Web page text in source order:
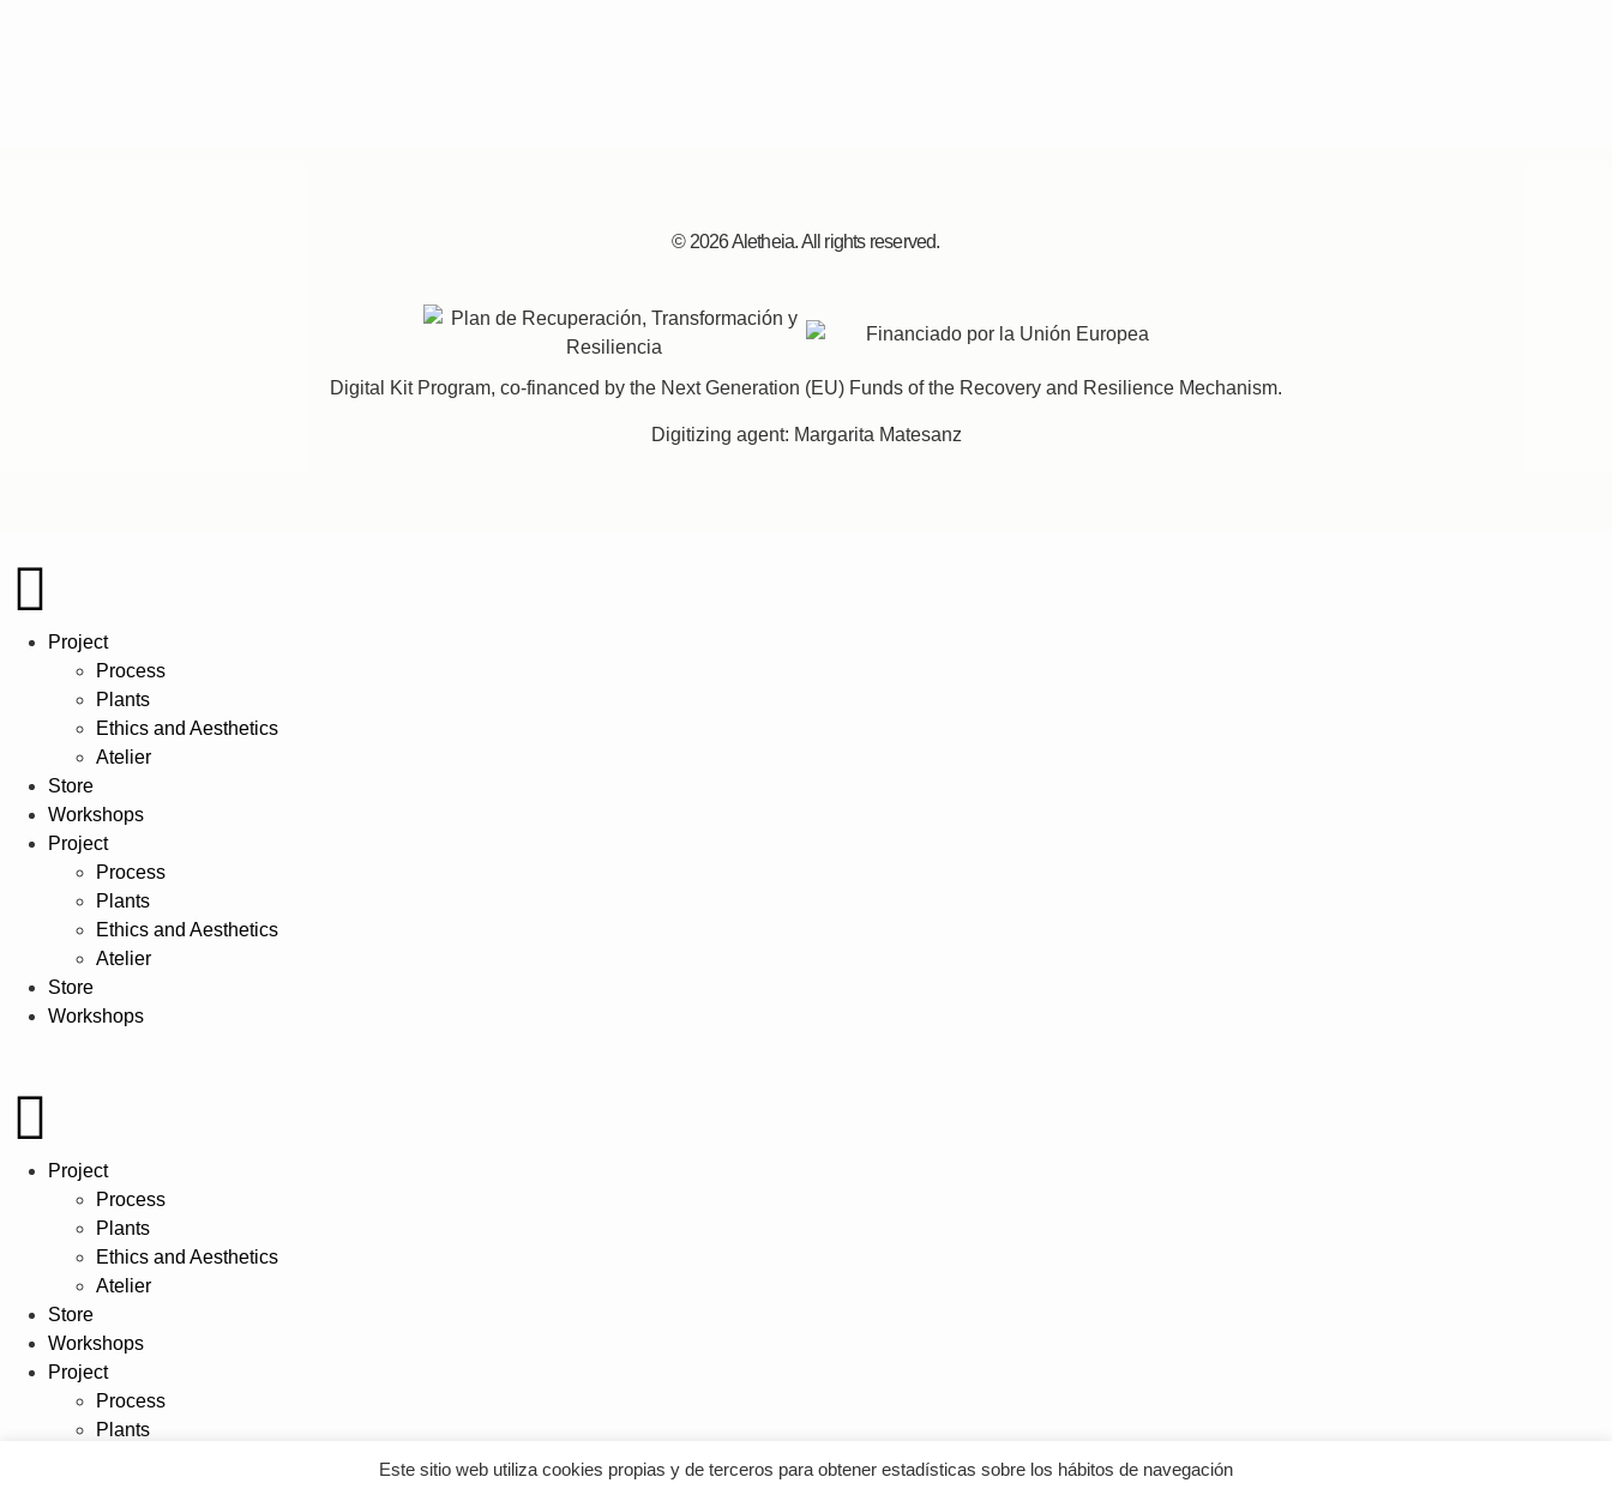
© 2026 Aletheia. All rights reserved.
Digital Kit Program, co-financed by the Next Generation (EU) Funds of the Recovery and Resilience Mechanism.
Digitizing agent: Margarita Matesanz
Este sitio web utiliza cookies propias y de terceros para obtener estadísticas sobre los hábitos de navegación
Project
Process
Plants
Ethics and Aesthetics
Atelier
Store
Workshops
Project
Process
Plants
Ethics and Aesthetics
Atelier
Store
Workshops
Project
Process
Plants
Ethics and Aesthetics
Atelier
Store
Workshops
Project
Process
Plants